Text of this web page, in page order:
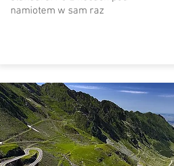
namiotem w sam raz